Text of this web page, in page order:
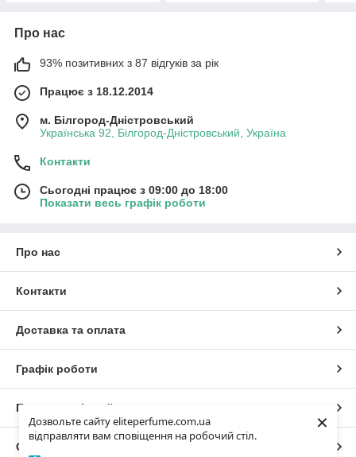
Дозвольте сайту eliteperfume.com.ua
відправляти вам сповіщення на робочий стіл.
×
Про нас
93% позитивних з 87 відгуків за рік
Працює з 18.12.2014
м. Білгород-Дністровський
Українська 92, Білгород-Дністровський, Україна
Контакти
Сьогодні працює з 09:00 до 18:00
Показати весь графік роботи
Про нас
Контакти
Доставка та оплата
Графік роботи
Повна версія сайту
Сайт створено на маркетплейсі